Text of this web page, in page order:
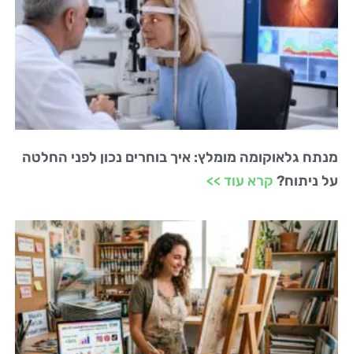
מנתח גלאוקומה מומלץ: איך בוחרים נכון לפני החלטה
על ניתוח? קרא עוד >>